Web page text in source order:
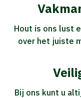
Hout is ons lust
over het juiste
Bij ons kunt u